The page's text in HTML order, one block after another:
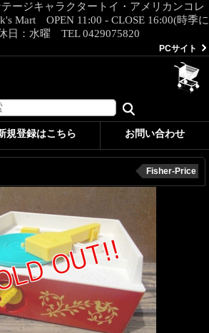
ージキャラクタートイ・アメリカンコレ
Mart OPEN 11:00 - CLOSE 16:00(時季に
日：水曜 TEL 0429075820
PCサイト
規登録はこちら お問い合わせ
Fisher-Price